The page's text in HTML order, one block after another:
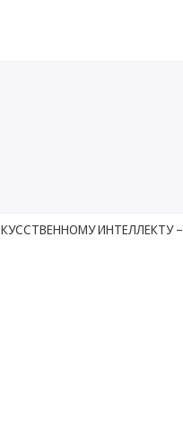
ИНТЕЛЛЕКТУ –